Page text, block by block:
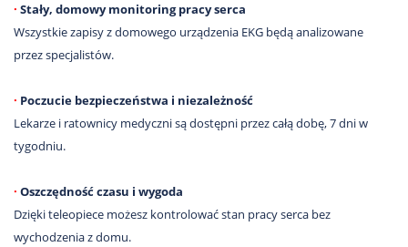
· Stały, domowy monitoring pracy serca
Wszystkie zapisy z domowego urządzenia EKG będą analizowane
przez specjalistów.
· Poczucie bezpieczeństwa i niezależność
Lekarze i ratownicy medyczni są dostępni przez całą dobę, 7 dni w
tygodniu.
· Oszczędność czasu i wygoda
Dzięki teleopiece możesz kontrolować stan pracy serca bez
wychodzenia z domu.